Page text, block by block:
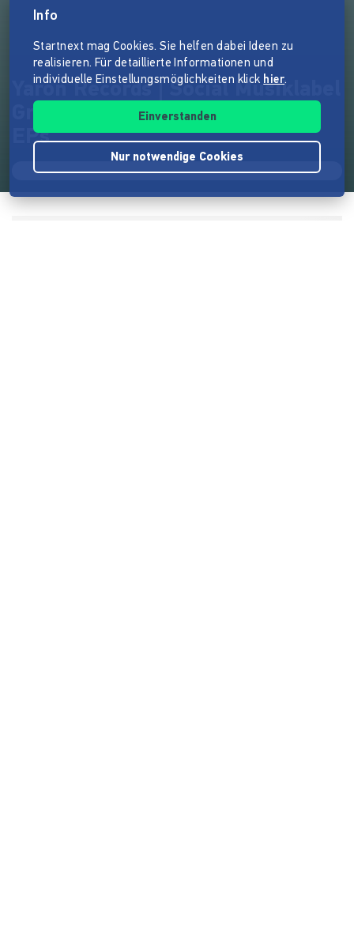
Yaron Records | Social Musiklabel
Gründung + Produktion von 3
EPs
Info
Startnext mag Cookies. Sie helfen dabei Ideen zu
realisieren. Für detaillierte Informationen und
individuelle Einstellungsmöglichkeiten klick hier.
Einverstanden
Nur notwendige Cookies